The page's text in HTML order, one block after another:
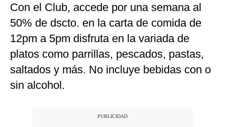
Con el Club, accede por una semana al
50% de dscto. en la carta de comida de
12pm a 5pm disfruta en la variada de
platos como parrillas, pescados, pastas,
saltados y más. No incluye bebidas con o
sin alcohol.